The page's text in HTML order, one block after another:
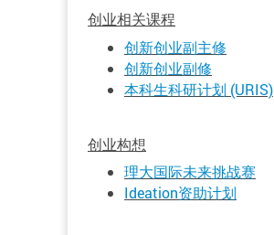
创业相关课程
创新创业副主修
创新创业副修
本科生科研计划 (URIS)
创业构想
理大国际未来挑战赛
Ideation资助计划